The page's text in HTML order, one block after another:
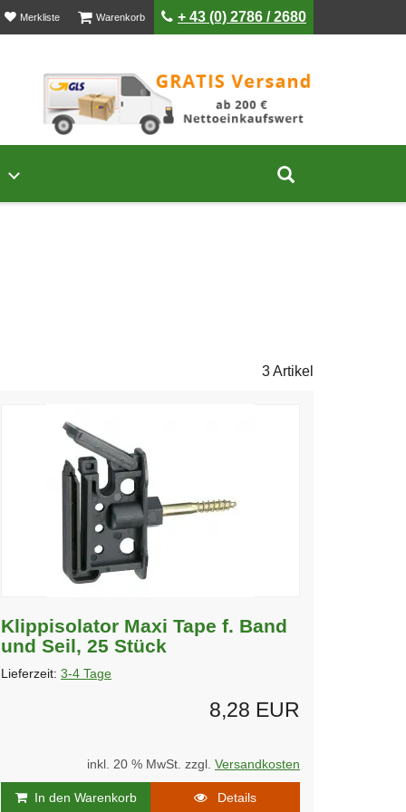
Merklisteist leer Warenkorbist leer+ 43 (0) 2786 / 2680
Untermenü von Unternehmen öffnen
3 Artikel
Klippisolator Maxi Tape f. Band
und Seil, 25 Stück
Lieferzeit: 3-4 Tage
8,28 EUR
inkl. 20 % MwSt. zzgl. Versandkosten
In den Warenkorb Details